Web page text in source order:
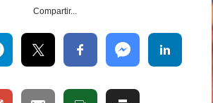
Compartir...